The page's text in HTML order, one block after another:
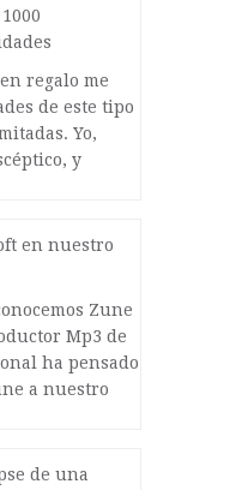
regalo me
de este tipo
Yo,
y
en nuestro
Zune
Mp3 de
ha pensado
a nuestro
de una